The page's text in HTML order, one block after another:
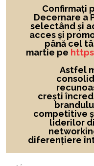
Confirmați
Decernare a
selectând și
acces și
până cel
martie pe
Astfel
crești
competitive
liderilor
diferențiere